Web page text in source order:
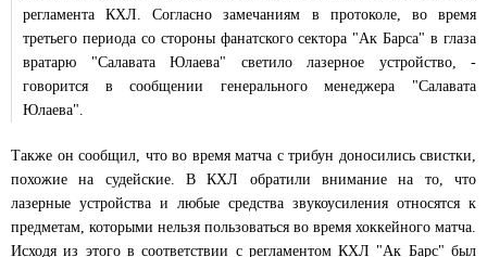
регламента КХЛ. Согласно замечаниям в протоколе, во время
третьего периода со стороны фанатского сектора "Ак Барса" в глаза
вратарю "Салавата Юлаева" светило лазерное устройство, -
говорится в сообщении генерального менеджера "Салавата
Юлаева".
Также он сообщил, что во время матча с трибун доносились свистки,
похожие на судейские. В КХЛ обратили внимание на то, что
лазерные устройства и любые средства звукоусиления относятся к
предметам, которыми нельзя пользоваться во время хоккейного матча.
Исходя из этого в соответствии с регламентом КХЛ "Ак Барс" был